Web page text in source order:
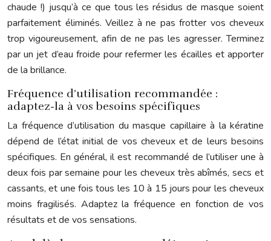
chaude !) jusqu’à ce que tous les résidus de masque soient
parfaitement éliminés. Veillez à ne pas frotter vos cheveux
trop vigoureusement, afin de ne pas les agresser. Terminez
par un jet d’eau froide pour refermer les écailles et apporter
de la brillance.
Fréquence d’utilisation recommandée :
adaptez-la à vos besoins spécifiques
La fréquence d’utilisation du masque capillaire à la kératine
dépend de l’état initial de vos cheveux et de leurs besoins
spécifiques. En général, il est recommandé de l’utiliser une à
deux fois par semaine pour les cheveux très abîmés, secs et
cassants, et une fois tous les 10 à 15 jours pour les cheveux
moins fragilisés. Adaptez la fréquence en fonction de vos
résultats et de vos sensations.